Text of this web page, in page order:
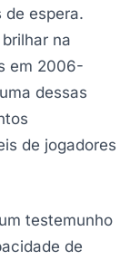
de espera.
na
em 2006-
dessas
de jogadores
testemunho
de